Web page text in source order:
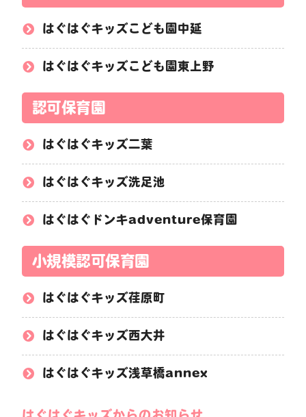
はぐはぐキッズこども園中延
はぐはぐキッズこども園東上野
認可保育園
はぐはぐキッズ二葉
はぐはぐキッズ洗足池
はぐはぐドンキadventure保育園
小規模認可保育園
はぐはぐキッズ荏原町
はぐはぐキッズ西大井
はぐはぐキッズ浅草橋annex